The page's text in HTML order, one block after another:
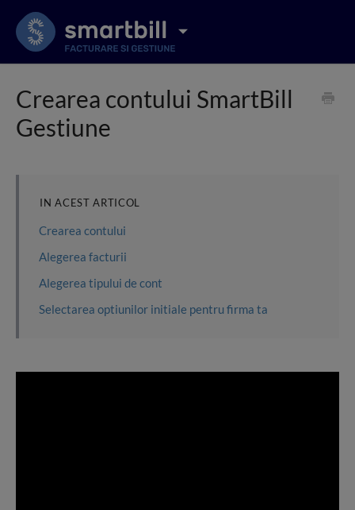
Crearea contului SmartBill
Gestiune
IN ACEST ARTICOL
Crearea contului
Alegerea facturii
Alegerea tipului de cont
Selectarea optiunilor initiale pentru firma ta